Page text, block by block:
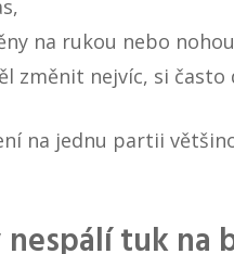
na rukou nebo
změnit nejvíc, si často
na jednu partii
tuk na